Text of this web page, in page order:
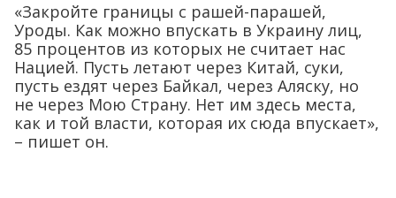
«Закройте границы с рашей-парашей,
Уроды. Как можно впускать в Украину лиц,
85 процентов из которых не считает нас
Нацией. Пусть летают через Китай, суки,
пусть ездят через Байкал, через Аляску, но
не через Мою Страну. Нет им здесь места,
как и той власти, которая их сюда впускает»,
– пишет он.